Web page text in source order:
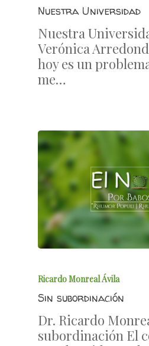
Nuestra Universidad
Nuestra
Verónica
hoy es un
me…
Ricardo Monreal Ávila
Sin subordinación
Dr. Ricardo
subordinación El